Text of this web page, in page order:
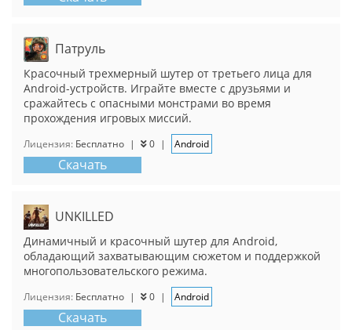
Патруль
Красочный трехмерный шутер от третьего лица для
Android-устройств. Играйте вместе с друзьями и
сражайтесь с опасными монстрами во время
прохождения игровых миссий.
Лицензия: Бесплатно | 0 | Android
Скачать
UNKILLED
Динамичный и красочный шутер для Android,
обладающий захватывающим сюжетом и поддержкой
многопользовательского режима.
Лицензия: Бесплатно | 0 | Android
Скачать